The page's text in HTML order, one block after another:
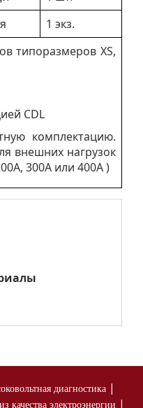
1 экз.
типоразмеров XS,
CDL
комплектацию.
внешних нагрузок
300A или 400A )
диагностика |
качества электроэнергии |